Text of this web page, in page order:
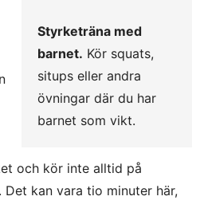
Styrketräna med
barnet. Kör squats,
situps eller andra
övningar där du har
barnet som vikt.
och kör inte alltid på
kan vara tio minuter här,